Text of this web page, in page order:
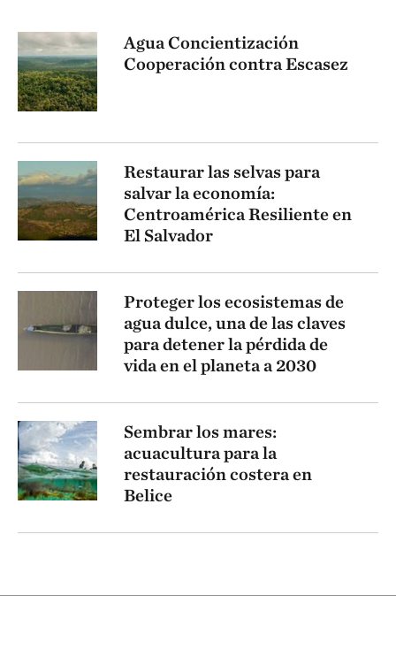
Agua Concientización
Cooperación contra Escasez
Restaurar las selvas para
salvar la economía:
Centroamérica Resiliente en
El Salvador
Proteger los ecosistemas de
agua dulce, una de las claves
para detener la pérdida de
vida en el planeta a 2030
Sembrar los mares:
acuacultura para la
restauración costera en
Belice